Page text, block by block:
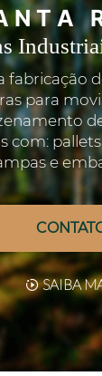
N T A
fabricação
para
com:
e
SAIBA